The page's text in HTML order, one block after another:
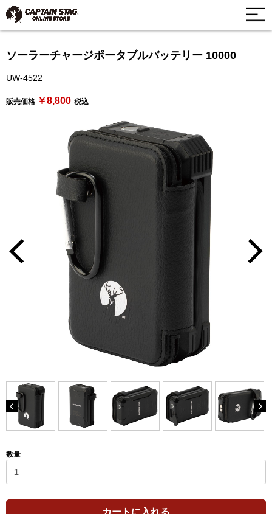
ソーラーチャージポータブルバッテリー 10000
UW-4522
販売価格 ￥8,800 税込
数量
カートに入れる